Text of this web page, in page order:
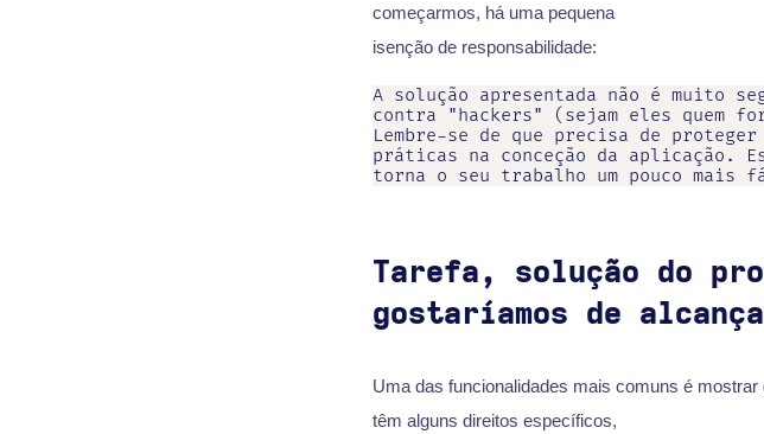
começarmos, há uma pequena
isenção de responsabilidade:
A solução apresentada não é muito
contra "hackers" (sejam eles quem
Lembre-se de que precisa de
práticas na conceção da aplicação.
Tarefa, solução do
gostaríamos de
Uma das funcionalidades mais comuns é
têm alguns direitos específicos,